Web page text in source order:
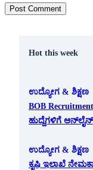
Hot this week
ಉದ್ಯೋಗ & ಶಿಕ್ಷಣ
BOB
ಹುದ್ದೆಗಳಿಗೆ
ಉದ್ಯೋಗ & ಶಿಕ್ಷಣ
ಕೃಷಿ ಇಲಾಖೆ